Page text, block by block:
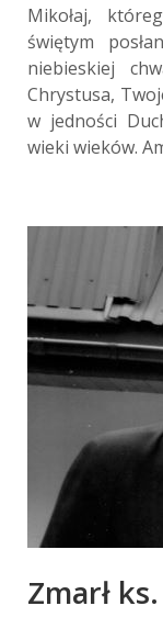
Mikołaj,
świętym
niebieskiej
Chrystusa,
w jedności
wieki wieków.
Zmarł